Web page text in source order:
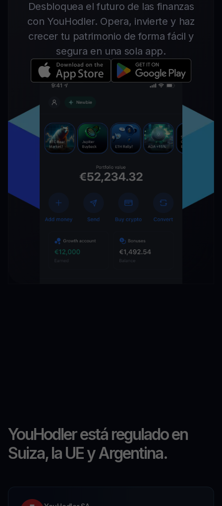
Desbloquea el futuro de las finanzas
con YouHodler. Opera, invierte y haz
crecer tu patrimonio de forma fácil y
segura en una sola app.
YouHodler está regulado en
Suiza, la UE y Argentina.